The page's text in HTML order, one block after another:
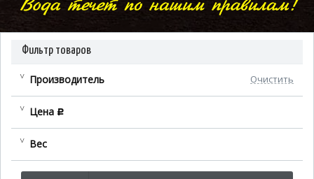
Фильтр товаров
Производитель Очистить
Цена c
Вес